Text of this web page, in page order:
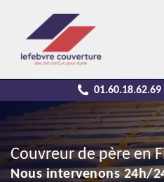
01.60.18.62.69
Couvreur de père en
Nous intervenons 24h/